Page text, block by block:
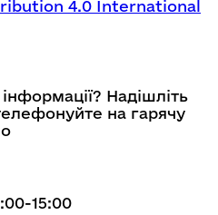
4.0 International
Надішліть
на гарячу
15:00